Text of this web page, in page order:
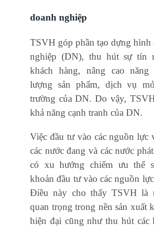
doanh nghiệp
TSVH góp phần tạo dựng hình
nghiệp (DN), thu hút sự tín
khách hàng, nâng cao năng
lượng sản phẩm, dịch vụ
trường của DN. Do vậy,
khả năng cạnh tranh của DN.
Việc đầu tư vào các nguồn lực
các nước đang và các nước
có xu hướng chiếm ưu thế
khoản đầu tư vào các nguồn
Điều này cho thấy TSVH là
quan trọng trong nền sản xuất
hiện đại cũng như thu hút các